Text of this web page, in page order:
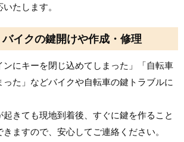
たします。
バイクの鍵開けや作成・修理
ンにキーを閉じ込めてしまった」「自転車
た」などバイクや自転車の鍵トラブルに
きても現地到着後、すぐに鍵を作ること
ますので、安心してご連絡ください。